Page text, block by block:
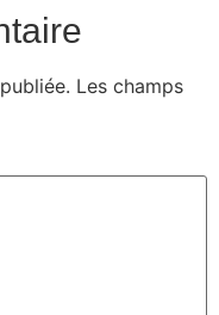
Les champs